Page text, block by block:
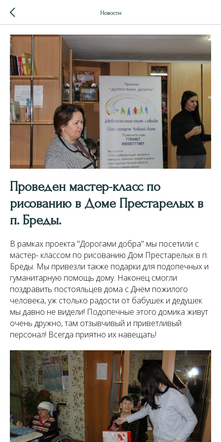
Новости
Проведен мастер-класс по
рисованию в Доме Престарелых в
п. Бреды.
В рамках проекта "Дорогами добра" мы посетили с
мастер- классом по рисованию Дом Престарелых в п.
Бреды. Мы привезли также подарки для подопечных и
гуманитарную помощь дому. Наконец смогли
поздравить постояльцев дома с Днём пожилого
человека, уж столько радости от бабушек и дедушек
мы давно не видели! Подопечные этого домика живут
очень дружно, там отзывчивый и приветливый
персонал! Всегда приятно их навещать!